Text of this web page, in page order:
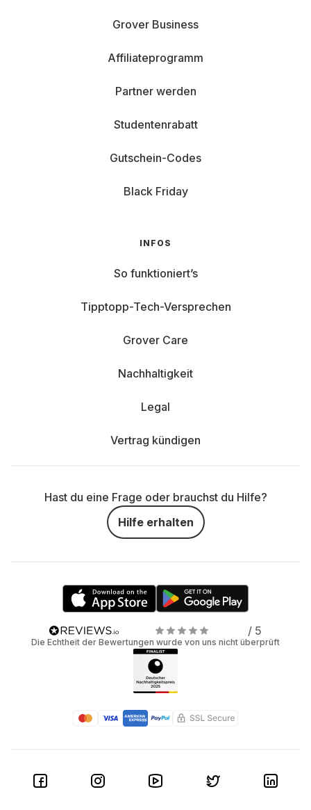
Grover Business
Affiliateprogramm
Partner werden
Studentenrabatt
Gutschein-Codes
Black Friday
INFOS
So funktioniert’s
Tipptopp-Tech-Versprechen
Grover Care
Nachhaltigkeit
Legal
Vertrag kündigen
Hast du eine Frage oder brauchst du Hilfe?
Hilfe erhalten
/ 5
Die Echtheit der Bewertungen wurde von uns nicht überprüft